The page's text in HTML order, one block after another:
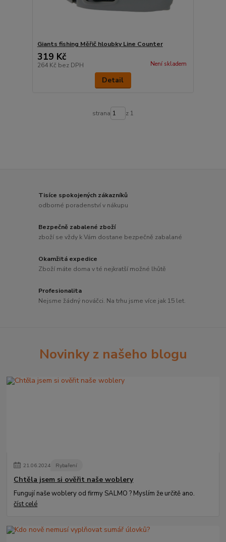
Giants fishing Měřič hloubky Line Counter
319 Kč
264 Kč bez DPH Není skladem
Detail
strana z 1
Tisíce spokojených zákazníků
odborné poradenství v nákupu
Bezpečně zabalené zboží
zboží se vždy k Vám dostane bezpečně zabalané
Okamžitá expedice
Zboží máte doma v té nejkratší možné lhůtě
Profesionalita
Nejsme žádný nováčci. Na trhu jsme více jak 15 let.
Novinky z našeho blogu
21.06.2024 Rybaření
Chtěla jsem si ověřit naše woblery
Fungují naše woblery od firmy SALMO ? Myslím že určitě ano.
číst celé